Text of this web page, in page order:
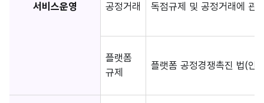
서비스운영 공정거래 독점규제 및 공정거래에 관
플랫폼
규제
플랫폼 공정경쟁촉진 법(안)